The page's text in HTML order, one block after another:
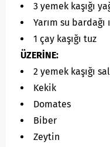
3 yemek kaşığı
Yarım su bardağı
1 çay kaşığı tuz
ÜZERİNE:
2 yemek kaşığı
Kekik
Domates
Biber
Zeytin